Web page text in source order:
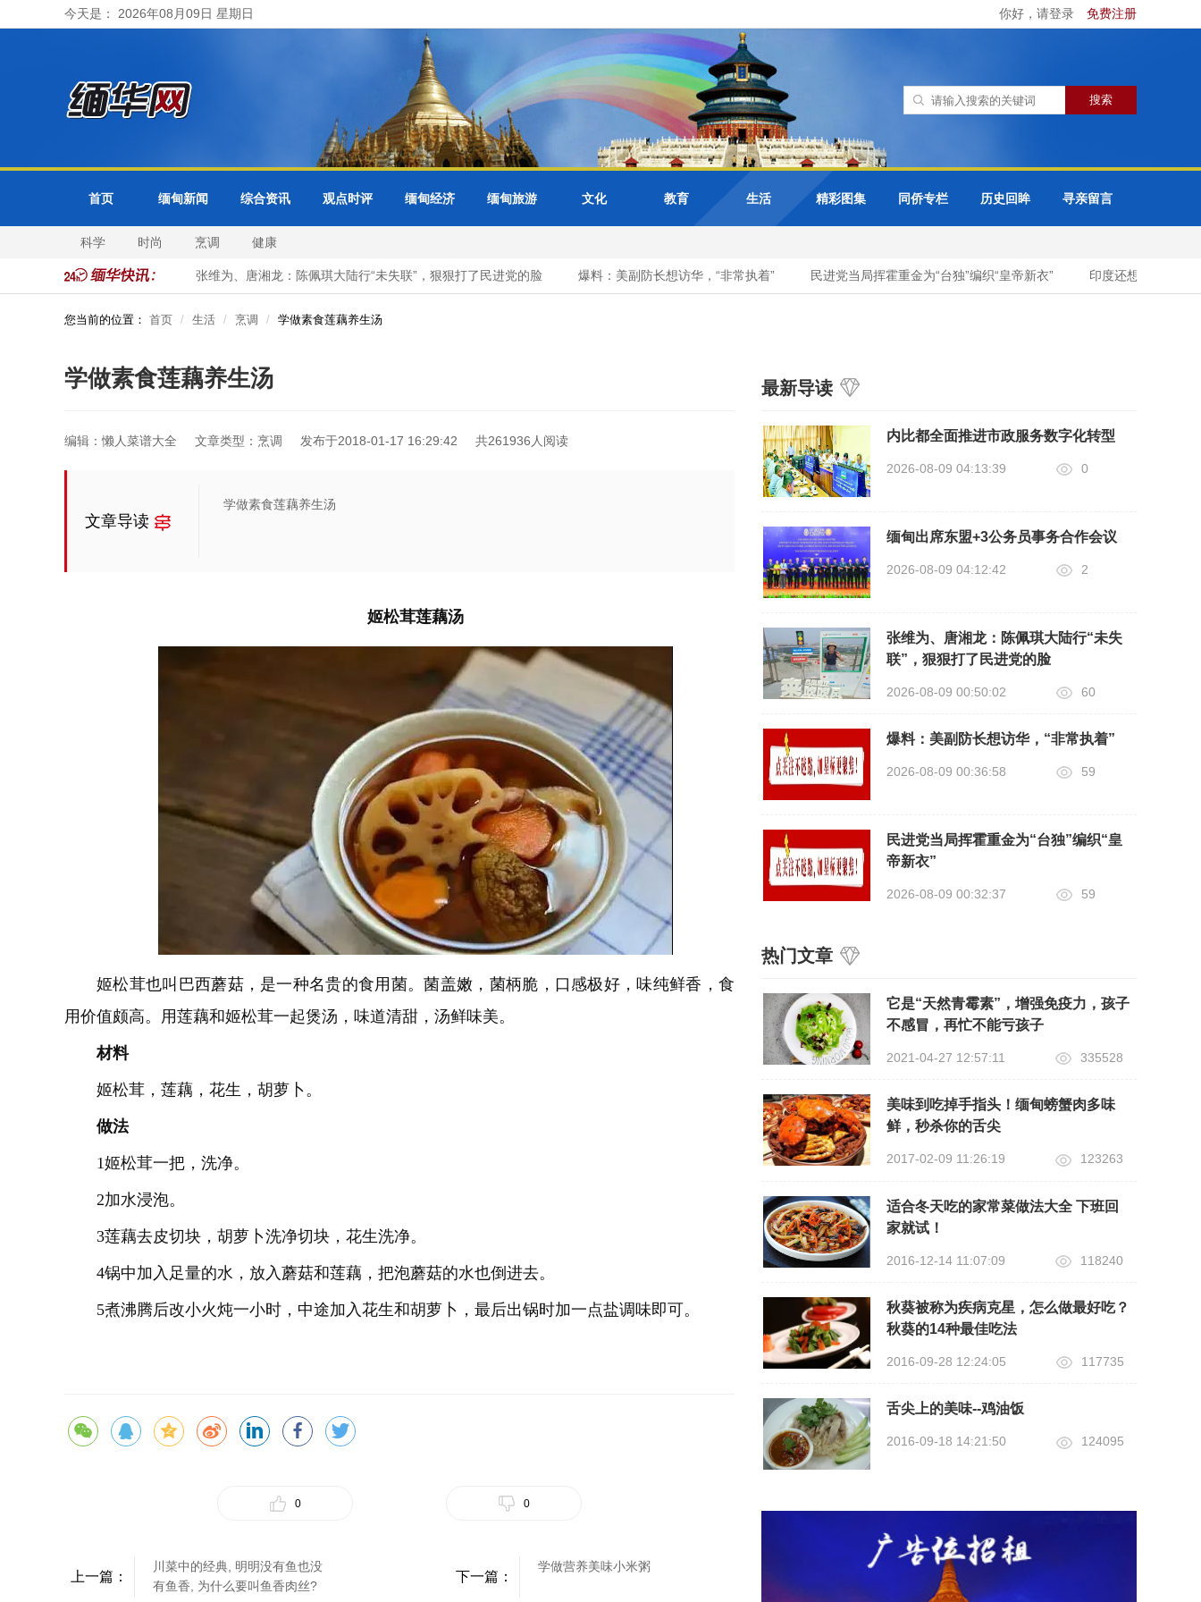
今天是： 2026年08月09日 星期日 你好，请登录 免费注册
首页 缅甸新闻 综合资讯 观点时评 缅甸经济 缅甸旅游 文化 教育 生活 精彩图集 同侨专栏 历史回眸 寻亲留言
科学 时尚 烹调 健康
盟+3公务员事务合作会议 张维为、唐湘龙：陈佩琪大陆行“未失联”，狠狠打了民进党的脸 爆料：美副防长想访华，“非常执着” 民进党当局挥霍重金为“台独”编织“皇帝新衣” 印度还想要抢功，巴
您当前的位置： 首页 生活 烹调 学做素食莲藕养生汤
学做素食莲藕养生汤
编辑：懒人菜谱大全 文章类型：烹调 发布于2018-01-17 16:29:42 共261936人阅读
文章导读
学做素食莲藕养生汤
姬松茸莲藕汤
姬松茸也叫巴西蘑菇，是一种名贵的食用菌。菌盖嫩，菌柄脆，口感极好，味纯鲜香，食
用价值颇高。用莲藕和姬松茸一起煲汤，味道清甜，汤鲜味美。
材料
姬松茸，莲藕，花生，胡萝卜。
做法
1姬松茸一把，洗净。
2加水浸泡。
3莲藕去皮切块，胡萝卜洗净切块，花生洗净。
4锅中加入足量的水，放入蘑菇和莲藕，把泡蘑菇的水也倒进去。
5煮沸腾后改小火炖一小时，中途加入花生和胡萝卜，最后出锅时加一点盐调味即可。
0 0
上一篇：
川菜中的经典, 明明没有鱼也没
有鱼香, 为什么要叫鱼香肉丝?
下一篇：
学做营养美味小米粥
最新导读
内比都全面推进市政服务数字化转型
2026-08-09 04:13:39 0
缅甸出席东盟+3公务员事务合作会议
2026-08-09 04:12:42 2
张维为、唐湘龙：陈佩琪大陆行“未失
联”，狠狠打了民进党的脸
2026-08-09 00:50:02 60
爆料：美副防长想访华，“非常执着”
2026-08-09 00:36:58 59
民进党当局挥霍重金为“台独”编织“皇
帝新衣”
2026-08-09 00:32:37 59
热门文章
它是“天然青霉素”，增强免疫力，孩子
不感冒，再忙不能亏孩子
2021-04-27 12:57:11 335528
美味到吃掉手指头！缅甸螃蟹肉多味
鲜，秒杀你的舌尖
2017-02-09 11:26:19 123263
适合冬天吃的家常菜做法大全 下班回
家就试！
2016-12-14 11:07:09 118240
秋葵被称为疾病克星，怎么做最好吃？
秋葵的14种最佳吃法
2016-09-28 12:24:05 117735
舌尖上的美味--鸡油饭
2016-09-18 14:21:50 124095